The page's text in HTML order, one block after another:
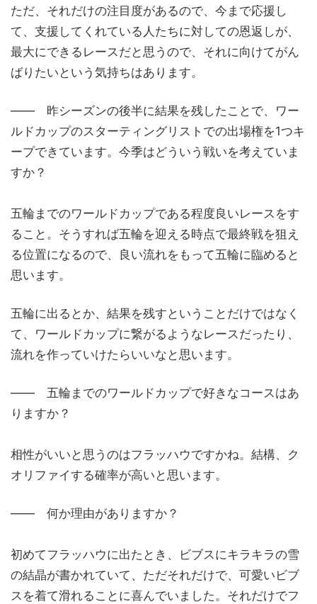
ただ、それだけの注目度があるので、今まで応援し
て、支援してくれている人たちに対しての恩返しが、
最大にできるレースだと思うので、それに向けてがん
ばりたいという気持ちはあります。
―― 昨シーズンの後半に結果を残したことで、ワー
ルドカップのスターティングリストでの出場権を1つキ
ープできています。今季はどういう戦いを考えていま
すか？
五輪までのワールドカップである程度良いレースをす
ること。そうすれば五輪を迎える時点で最終戦を狙え
る位置になるので、良い流れをもって五輪に臨めると
思います。
五輪に出るとか、結果を残すということだけではなく
て、ワールドカップに繋がるようなレースだったり、
流れを作っていけたらいいなと思います。
―― 五輪までのワールドカップで好きなコースはあ
りますか？
相性がいいと思うのはフラッハウですかね。結構、ク
オリファイする確率が高いと思います。
―― 何か理由がありますか？
初めてフラッハウに出たとき、ビブスにキラキラの雪
の結晶が書かれていて、ただそれだけで、可愛いビブ
スを着て滑れることに喜んでいました。それだけでフ